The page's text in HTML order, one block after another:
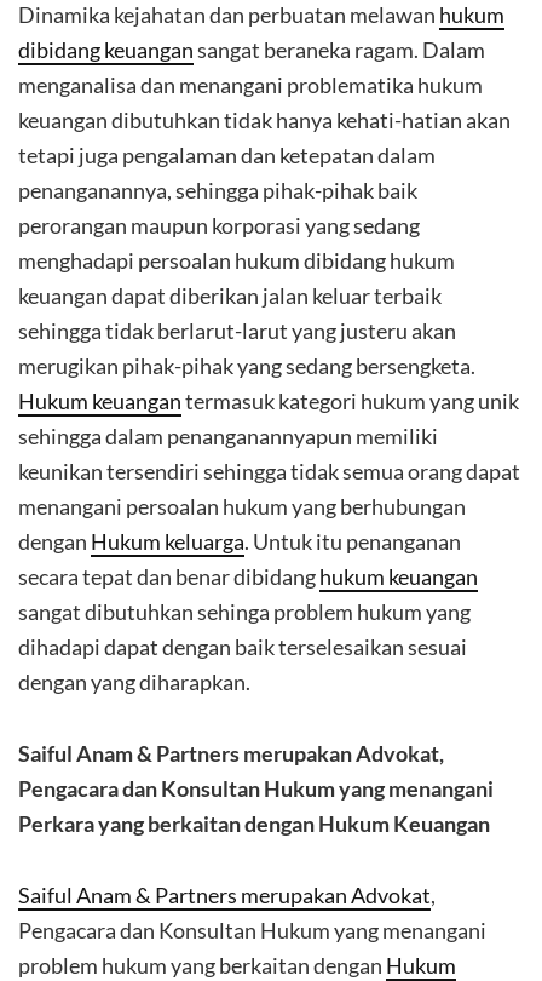
Dinamika kejahatan dan perbuatan melawan hukum
dibidang keuangansangat beraneka ragam. Dalam
menganalisa dan menangani problematika hukum
keuangan dibutuhkan tidak hanya kehati-hatian akan
tetapi juga pengalaman dan ketepatan dalam
penanganannya, sehingga pihak-pihak baik
perorangan maupun korporasi yang sedang
menghadapi persoalan hukum dibidang hukum
keuangan dapat diberikan jalan keluar terbaik
sehingga tidak berlarut-larut yang justeru akan
merugikan pihak-pihak yang sedang bersengketa.
Hukum keuangantermasuk kategori hukum yang unik
sehingga dalam penanganannyapun memiliki
keunikan tersendiri sehingga tidak semua orang dapat
menangani persoalan hukum yang berhubungan
dengan Hukum keluarga. Untuk itu penanganan
secara tepat dan benar dibidanghukum keuangan
sangat dibutuhkan sehinga problem hukum yang
dihadapi dapat dengan baik terselesaikan sesuai
dengan yang diharapkan.
Saiful Anam & Partners merupakan Advokat,
Pengacara dan Konsultan Hukum yang menangani
Perkara yang berkaitan dengan Hukum Keuangan
Saiful Anam & Partners merupakan Advokat,
Pengacara dan Konsultan Hukum yang menangani
problem hukum yang berkaitan dengan Hukum